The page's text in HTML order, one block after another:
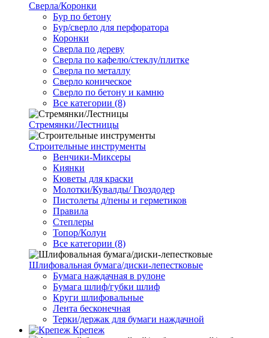
Сверла/Коронки
Бур по бетону
Бур/сверло для перфоратора
Коронки
Сверла по дереву
Сверла по кафелю/стеклу/плитке
Сверла по металлу
Сверло коническое
Сверло по бетону и камню
Все категории (8)
Стремянки/Лестницы
Строительные инструменты
Венчики-Миксеры
Киянки
Кюветы для краски
Молотки/Кувалды/ Гвоздодер
Пистолеты д/пены и герметиков
Правила
Степлеры
Топор/Колун
Все категории (8)
Шлифовальная бумага/диски-лепестковые
Бумага наждачная в рулоне
Бумага шлиф/губки шлиф
Круги шлифовальные
Лента бесконечная
Терки/держак для бумаги наждачной
Крепеж